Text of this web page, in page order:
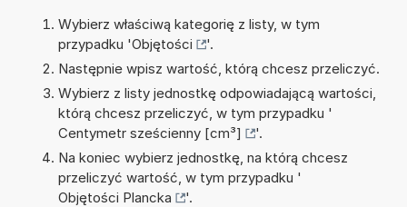
Wybierz właściwą kategorię z listy, w tym
przypadku 'Objętości
'.
Następnie wpisz wartość, którą chcesz przeliczyć.
Wybierz z listy jednostkę odpowiadającą wartości,
którą chcesz przeliczyć, w tym przypadku '
Centymetr sześcienny [cm³]
'.
Na koniec wybierz jednostkę, na którą chcesz
przeliczyć wartość, w tym przypadku '
Objętości Plancka
'.